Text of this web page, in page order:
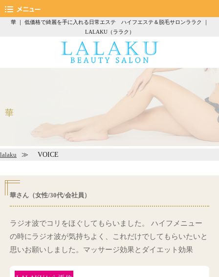
華 ｜ 低価格で綺麗を手に入れる日常エステ ハイフエステ＆脱毛サロンララク ｜
LALAKU（ララク）
華
lalaku VOICE
華さん（女性/30代/会社員）
ラジオ波でコリをほぐしてもらいました。 ハイフメニュー
の時にラジオ波が気持ちよく、これだけでしてもらいたいと
思いお願いしました。マッサージ効果とダイエット効果